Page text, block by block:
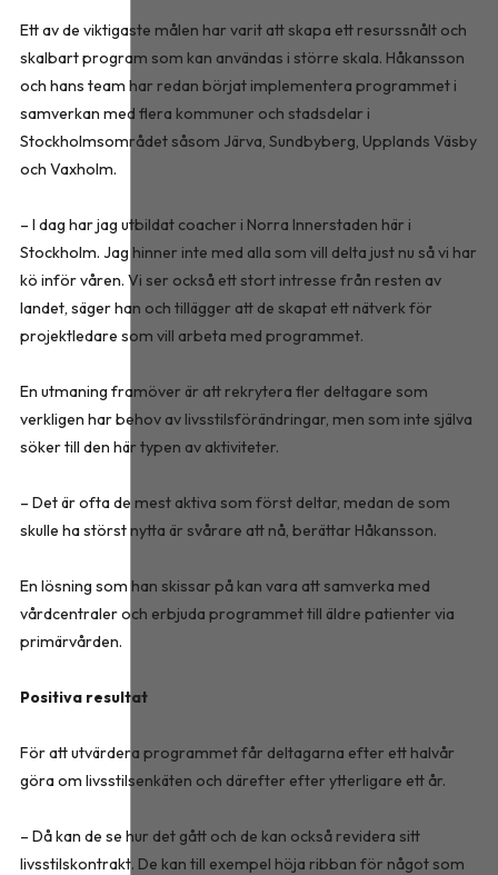
Ett av de viktigaste målen har varit att skapa ett resurssnålt och
skalbart program som kan användas i större skala. Håkansson
och hans team har redan börjat implementera programmet i
samverkan med flera kommuner och stadsdelar i
Stockholmsområdet såsom Järva, Sundbyberg, Upplands Väsby
och Vaxholm.
– I dag har jag utbildat coacher i Norra Innerstaden här i
Stockholm. Jag hinner inte med alla som vill delta just nu så vi har
kö inför våren. Vi ser också ett stort intresse från resten av
landet, säger han och tillägger att de skapat ett nätverk för
projektledare som vill arbeta med programmet.
En utmaning framöver är att rekrytera fler deltagare som
verkligen har behov av livsstilsförändringar, men som inte själva
söker till den här typen av aktiviteter.
– Det är ofta de mest aktiva som först deltar, medan de som
skulle ha störst nytta är svårare att nå, berättar Håkansson.
En lösning som han skissar på kan vara att samverka med
vårdcentraler och erbjuda programmet till äldre patienter via
primärvården.
Positiva resultat
För att utvärdera programmet får deltagarna efter ett halvår
göra om livsstilsenkäten och därefter efter ytterligare ett år.
– Då kan de se hur det gått och de kan också revidera sitt
livsstilskontrakt. De kan till exempel höja ribban för något som